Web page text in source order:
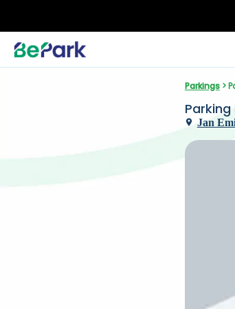
Parkings >
Jan